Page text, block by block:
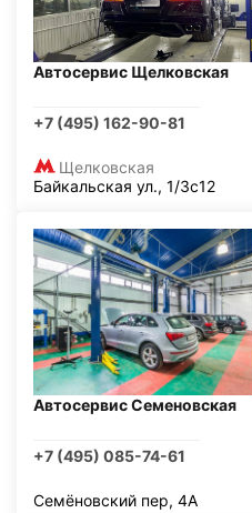
Автосервис Щелковская
+7 (495) 162-90-81
Щелковская
Байкальская ул., 1/3с12
Автосервис Семеновская
+7 (495) 085-74-61
Семёновский пер, 4А